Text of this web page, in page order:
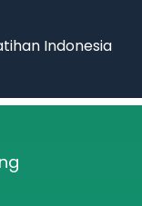
Indonesia